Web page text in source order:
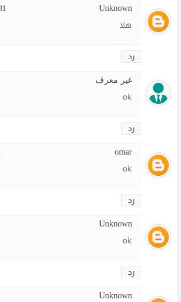
Unknown 31 ديسمبر
هلا
رد
غير معرف
ok
رد
omar
ok
رد
Unknown
ok
رد
Unknown